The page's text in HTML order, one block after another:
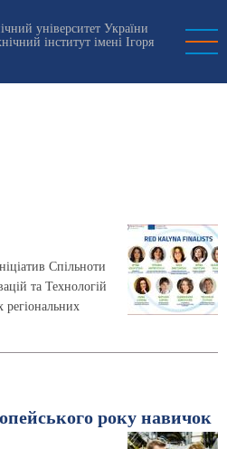
університет України
інститут імені Ігоря
Спільноти
та Технологій
регіональних
року навичок